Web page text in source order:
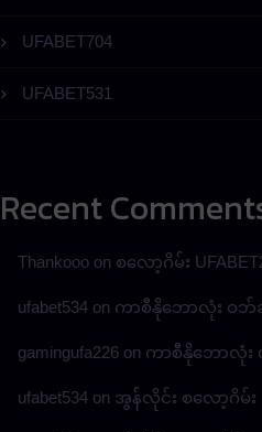
UFABET704
UFABET531
Recent
Thankooo on စလော့ဂိမ်း
ufabet534 on ကာစီနိုဘောလုံး ဝ
gamingufa226 on ကာစီနိုဘောလုံ
ufabet534 on အွန်လိုင်း စလော့ဂိမ်း